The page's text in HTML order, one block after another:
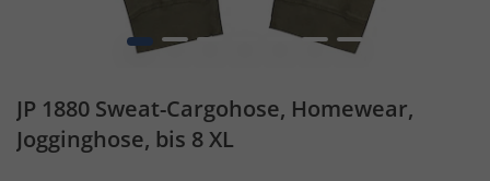
1 2 6 7
JP 1880 Sweat-Cargohose, Homewear,
Jogginghose, bis 8 XL